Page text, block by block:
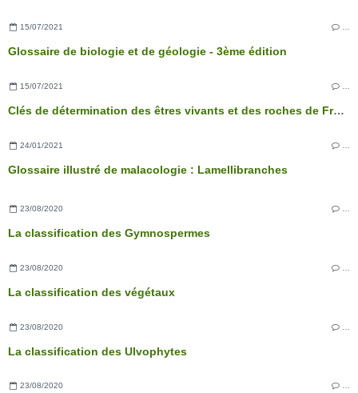
15/07/2021 …
Glossaire de biologie et de géologie - 3ème édition
15/07/2021
Clés de détermination des êtres vivants et des roches de France - 3ème édition
24/01/2021
Glossaire illustré de malacologie : Lamellibranches
23/08/2020 …
La classification des Gymnospermes
23/08/2020
La classification des végétaux
23/08/2020
La classification des Ulvophytes
23/08/2020